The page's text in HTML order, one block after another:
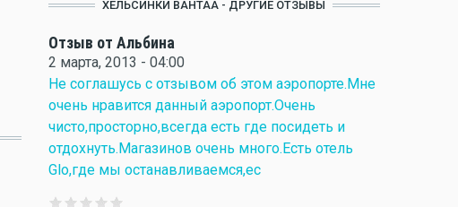
ХЕЛЬСИНКИ ВАНТАА - ДРУГИЕ ОТЗЫВЫ
Отзыв от Альбина
2 марта, 2013 - 04:00
Не соглашусь с отзывом об этом аэропорте.Мне
очень нравится данный аэропорт.Очень
чисто,просторно,всегда есть где посидеть и
отдохнуть.Магазинов очень много.Есть отель
Glo,где мы останавливаемся,ес